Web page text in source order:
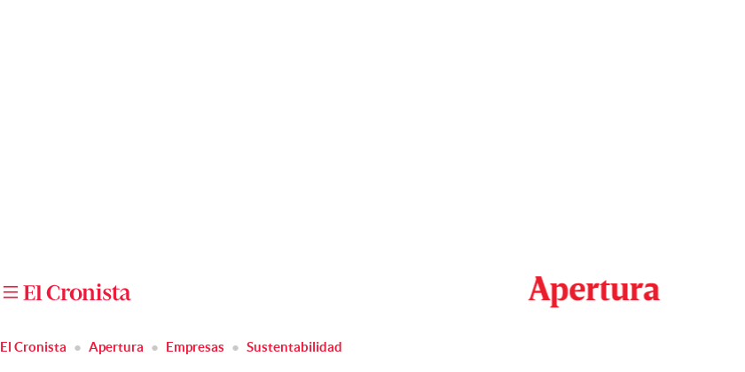
Otras secciones
El Cronista Apertura Empresas Sustentabilidad